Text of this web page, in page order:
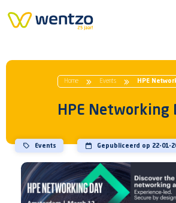
Home Events HPE
HPE Networking
Events Gepubliceerd op 22-01-